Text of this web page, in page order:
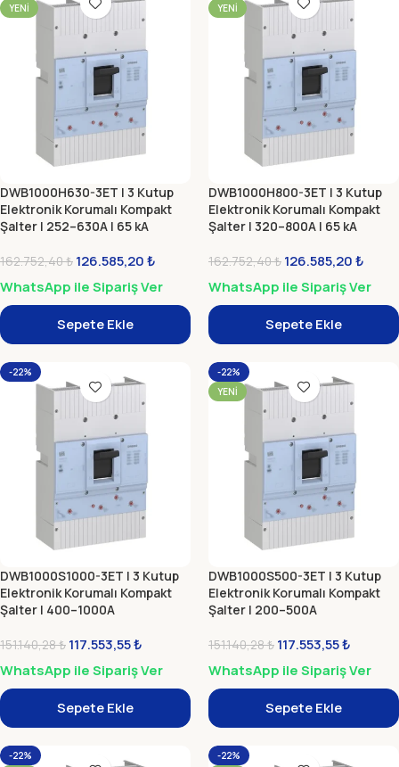
YENI
DWB1000H630-3ET | 3 Kutup
Elektronik Korumalı Kompakt
Şalter | 252–630A | 65 kA
162.752,40₺ 126.585,20₺
WhatsApp ile Sipariş Ver
Sepete Ekle
YENI
DWB1000H800-3ET | 3 Kutup
Elektronik Korumalı Kompakt
Şalter | 320–800A | 65 kA
162.752,40₺ 126.585,20₺
WhatsApp ile Sipariş Ver
Sepete Ekle
-22%
DWB1000S1000-3ET | 3 Kutup
Elektronik Korumalı Kompakt
Şalter | 400–1000A
151.140,28₺ 117.553,55₺
WhatsApp ile Sipariş Ver
Sepete Ekle
-22%
YENI
DWB1000S500-3ET | 3 Kutup
Elektronik Korumalı Kompakt
Şalter | 200–500A
151.140,28₺ 117.553,55₺
WhatsApp ile Sipariş Ver
Sepete Ekle
-22%
-22%